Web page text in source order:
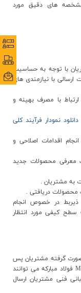
هاي دقيق مورد
با توجه به حساسيت
با نيازمندي هاي
با مصرف بهينه و
نمودار فرآيند کلي
اقدامات اصلاحي و
معرفي محصولات جديد
به مشتريان .
محصولات دريافتي .
ذيربط در خصوص انجام
سطح کيفي مورد انتظار
صورت گرفته مشتريان پس
از ارسال نامه به فروش به منظور درج در سيستم MIS فولاد مبارکه مي توانند
فني مشتريان ارسال